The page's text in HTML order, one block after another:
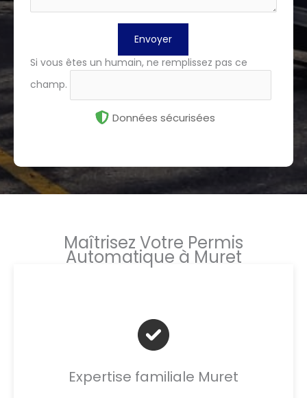
Envoyer
Si vous êtes un humain, ne remplissez pas ce
champ.
Données sécurisées
Maîtrisez Votre Permis
Automatique à Muret
Expertise familiale Muret